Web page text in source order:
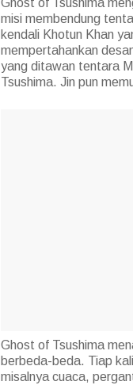
Ghost of Tsushima
misi membendung
kendali Khotun Khan
mempertahankan
yang ditawan tentara
Tsushima. Jin pun
Ghost of Tsushima
berbeda-beda. Tiap
misalnya cuaca,